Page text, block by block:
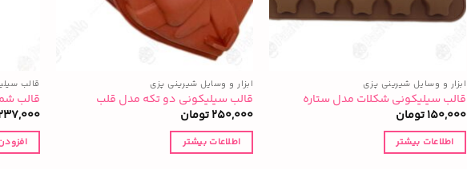
ابزار و وسایل شیرینی پزی
قالب سیلیکونی شکلات مدل ستاره
150,000تومان
اطلاعات بیشتر
ابزار و وسایل شیرینی پزی
قالب سیلیکونی دو تکه مدل قلب
250,000تومان
اطلاعات بیشتر
قالب
قالب